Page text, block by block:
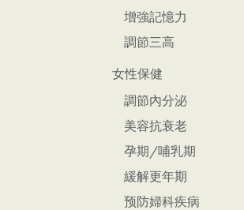
增強記憶力
調節三高
女性保健
調節內分泌
美容抗衰老
孕期/哺乳期
緩解更年期
预防婦科疾病